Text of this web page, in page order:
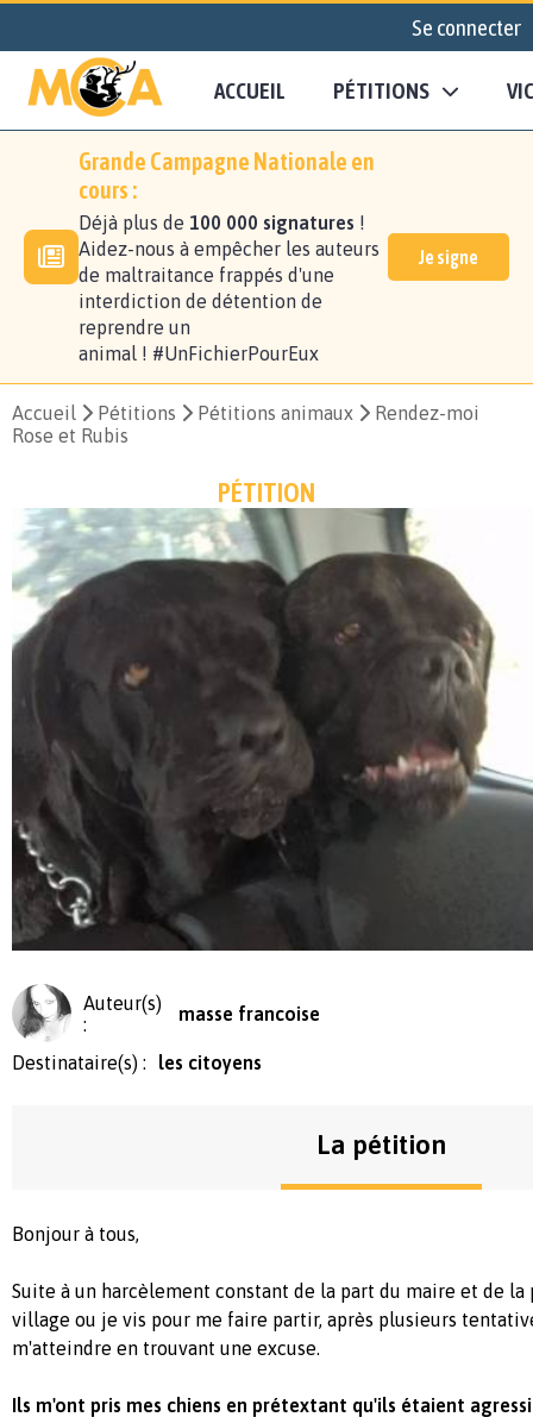
Se connecter
ACCUEIL PÉTITIONS
Grande Campagne Nationale en
cours :
Déjà plus de 100 000 signatures !
Aidez-nous à empêcher les auteurs
de maltraitance frappés d'une
interdiction de détention de
reprendre un
animal ! #UnFichierPourEux
Je signe
Accueil Pétitions Pétitions animaux
Rendez-moi
Rose et Rubis
PÉTITION
Auteur(s)
:
masse francoise
Destinataire(s) : les citoyens
La pétition
Bonjour à tous,
Suite à un harcèlement constant de la part du maire et de
village ou je vis pour me faire partir, après plusieurs
m'atteindre en trouvant une excuse.
Ils m'ont pris mes chiens en prétextant qu'ils étaient